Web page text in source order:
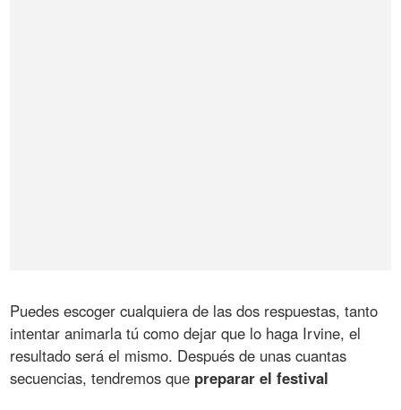
Puedes escoger cualquiera de las dos respuestas, tanto
intentar animarla tú como dejar que lo haga Irvine, el
resultado será el mismo. Después de unas cuantas
secuencias, tendremos que preparar el festival